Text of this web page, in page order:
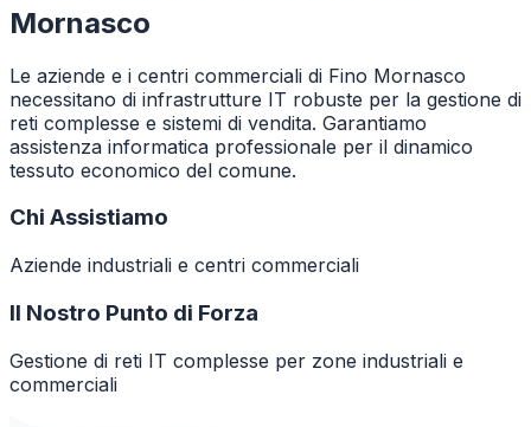
Mornasco
Le aziende e i centri commerciali di Fino Mornasco
necessitano di infrastrutture IT robuste per la gestione di
reti complesse e sistemi di vendita. Garantiamo
assistenza informatica professionale per il dinamico
tessuto economico del comune.
Chi Assistiamo
Aziende industriali e centri commerciali
Il Nostro Punto di Forza
Gestione di reti IT complesse per zone industriali e
commerciali